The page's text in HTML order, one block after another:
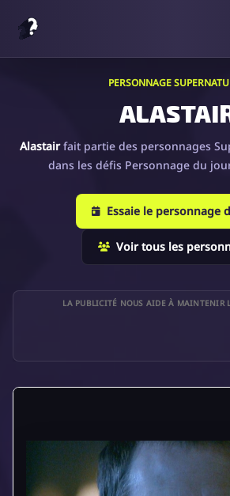
PERSONNAGE
Alastairfait partie des personnages
dans les défis Personnage du
Essaie le personnage
Voir tous les
LA PUBLICITÉ NOUS AIDE À MAINTENIR